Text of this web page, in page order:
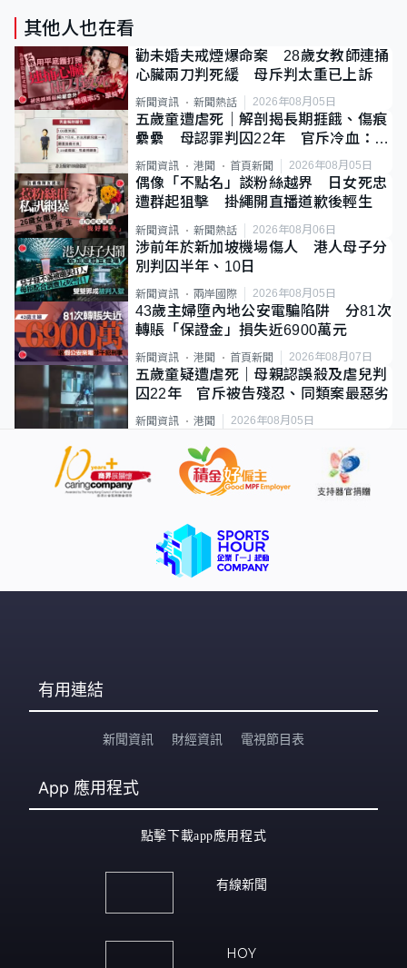
其他人也在看
勸未婚夫戒煙爆命案 28歲女教師連捅
心臟兩刀判死緩 母斥判太重已上訴
新聞資訊 新聞熱話 2026年08月05日
五歲童遭虐死｜解剖揭長期捱餓、傷痕
纍纍 母認罪判囚22年 官斥冷血：同
類案最惡劣
新聞資訊 港聞 首頁新聞 2026年08月05日
偶像「不點名」談粉絲越界 日女死忠
遭群起狙擊 掛繩開直播道歉後輕生
新聞資訊 新聞熱話 2026年08月06日
涉前年於新加坡機場傷人 港人母子分
別判囚半年、10日
新聞資訊 兩岸國際 2026年08月05日
43歲主婦墮內地公安電騙陷阱 分81次
轉賬「保證金」損失近6900萬元
新聞資訊 港聞 首頁新聞 2026年08月07日
五歲童疑遭虐死｜母親認誤殺及虐兒判
囚22年 官斥被告殘忍、同類案最惡劣
新聞資訊 港聞 2026年08月05日
有用連結
新聞資訊 財經資訊 電視節目表
App 應用程式
點擊下載app應用程式
有線新聞
HOY